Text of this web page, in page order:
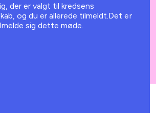
der er valgt til kredsens
og du er allerede tilmeldt.Det er
sig dette møde.